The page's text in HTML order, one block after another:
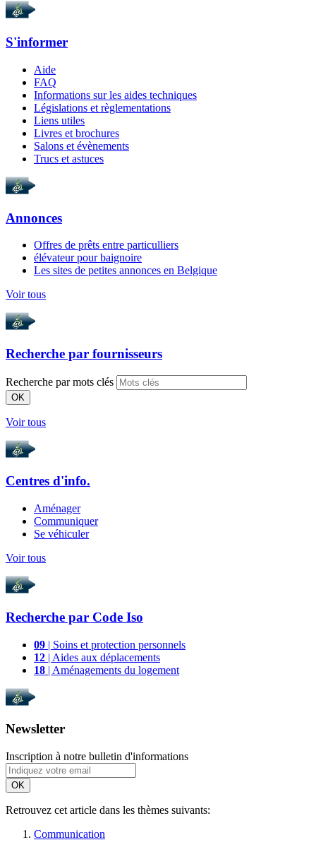
S'informer
Aide
FAQ
Informations sur les aides techniques
Législations et règlementations
Liens utiles
Livres et brochures
Salons et évènements
Trucs et astuces
Annonces
Offres de prêts entre particulliers
élévateur pour baignoire
Les sites de petites annonces en Belgique
Voir tous
Recherche par fournisseurs
Recherche par mots clés
OK
Voir tous
Centres d'info.
Aménager
Communiquer
Se véhiculer
Voir tous
Recherche par Code Iso
09 | Soins et protection personnels
12 | Aides aux déplacements
18 | Aménagements du logement
Newsletter
Inscription à notre bulletin d'informations
OK
Retrouvez cet article dans les thèmes suivants:
Communication